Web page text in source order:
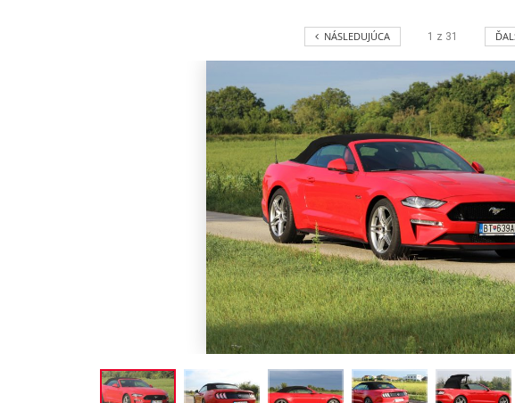
NÁSLEDUJÚCA 1 z 31
Mercedes-Benz GLA mieša
bestselleru s elektrinou
NOVINKY
Túto akciu nesmieš
Majo Bona aug 7, 2026 0